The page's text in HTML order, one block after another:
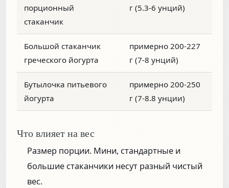
порционный
стаканчик
г (5.3-6 унций)
Большой стаканчик
греческого йогурта
примерно 200-227
г (7-8 унций)
Бутылочка питьевого
йогурта
примерно 200-250
г (7-8.8 унции)
Что влияет на вес
Размер порции. Мини, стандартные и
большие стаканчики несут разный чистый
вес.